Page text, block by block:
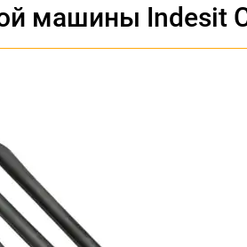
машины Indesit